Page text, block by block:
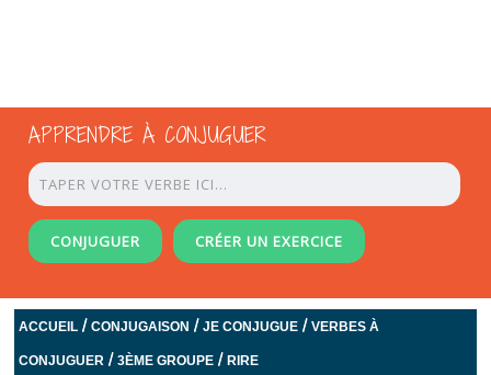
APPRENDRE À CONJUGUER
CONJUGUER CRÉER UN EXERCICE
ACCUEIL /CONJUGAISON /JE CONJUGUE /VERBES À
CONJUGUER /3ÈME GROUPE /RIRE